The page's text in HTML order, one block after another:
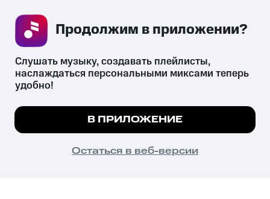
СКАЧАТЬ ПРИЛОЖЕНИЕ
психотропных веществ, их аналогов причиняет вред здоровью,
их незаконный оборот запрещён и влечёт установленную
законодательством ответственность.
© 2026 ООО «КИОН».
Все права защищены
Мы используем куки, чтобы на сайте все
Подробнее
ПОНЯТНО
Слушать музыку, создавать плейлисты,
наслаждаться персональными миксами теперь
удобно!
В ПРИЛОЖЕНИЕ
Остаться в веб-версии